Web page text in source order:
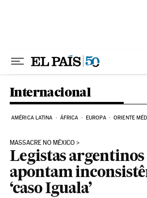
Internacional
AMÉRICA LATINA ÁFRICA EUROPA ORIENTE
MASSACRE NO MÉXICO
Legistas argentinos
apontam
‘caso Iguala’